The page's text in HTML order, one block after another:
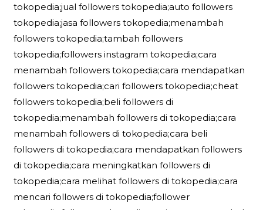
tokopedia;jual followers tokopedia;auto followers
tokopedia;jasa followers tokopedia;menambah
followers tokopedia;tambah followers
tokopedia;followers instagram tokopedia;cara
menambah followers tokopedia;cara mendapatkan
followers tokopedia;cari followers tokopedia;cheat
followers tokopedia;beli followers di
tokopedia;menambah followers di tokopedia;cara
menambah followers di tokopedia;cara beli
followers di tokopedia;cara mendapatkan followers
di tokopedia;cara meningkatkan followers di
tokopedia;cara melihat followers di tokopedia;cara
mencari followers di tokopedia;follower